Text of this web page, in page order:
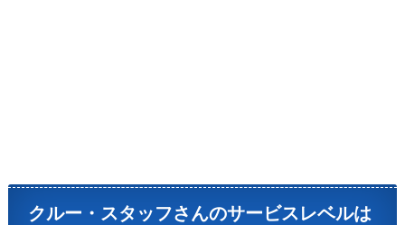
クルー・スタッフさんのサービスレベルは